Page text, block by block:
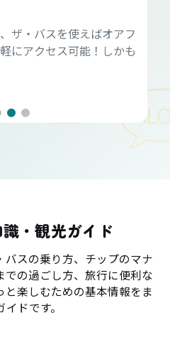
ザ・バスを使えばオアフ
にアクセス可能！しかも
・観光ガイド
スの乗り方、チップのマナ
の過ごし方、旅行に便利な
楽しむための基本情報をま
イドです。